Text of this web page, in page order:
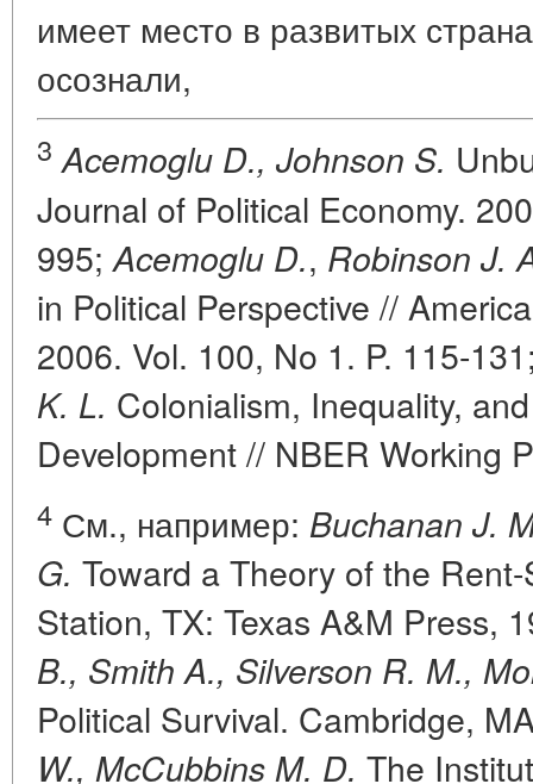
имеет место в развитых
осознали,
3 Acemoglu D., Johnson S.
Journal of Political Economy.
995;Acemoglu D., Robinson J.
in Political Perspective //
2006. Vol. 100, No 1. P. 115-
K. L. Colonialism, Inequality,
Development // NBER Working
4 См., например: Buchanan J.
G. Toward a Theory of the
Station, TX: Texas A&M Press,
B., Smith A., Silverson R. M.,
Political Survival. Cambridge,
W., McCubbins M. D. The